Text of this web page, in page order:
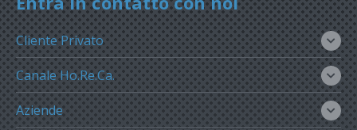
Cliente Privato
Canale Ho.Re.Ca.
Aziende